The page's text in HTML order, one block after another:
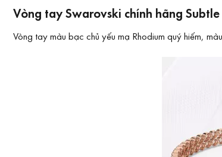
Vòng tay Swarovski chính hãng
Vòng tay màu bạc chủ yếu mạ Rhodium quý hiếm,